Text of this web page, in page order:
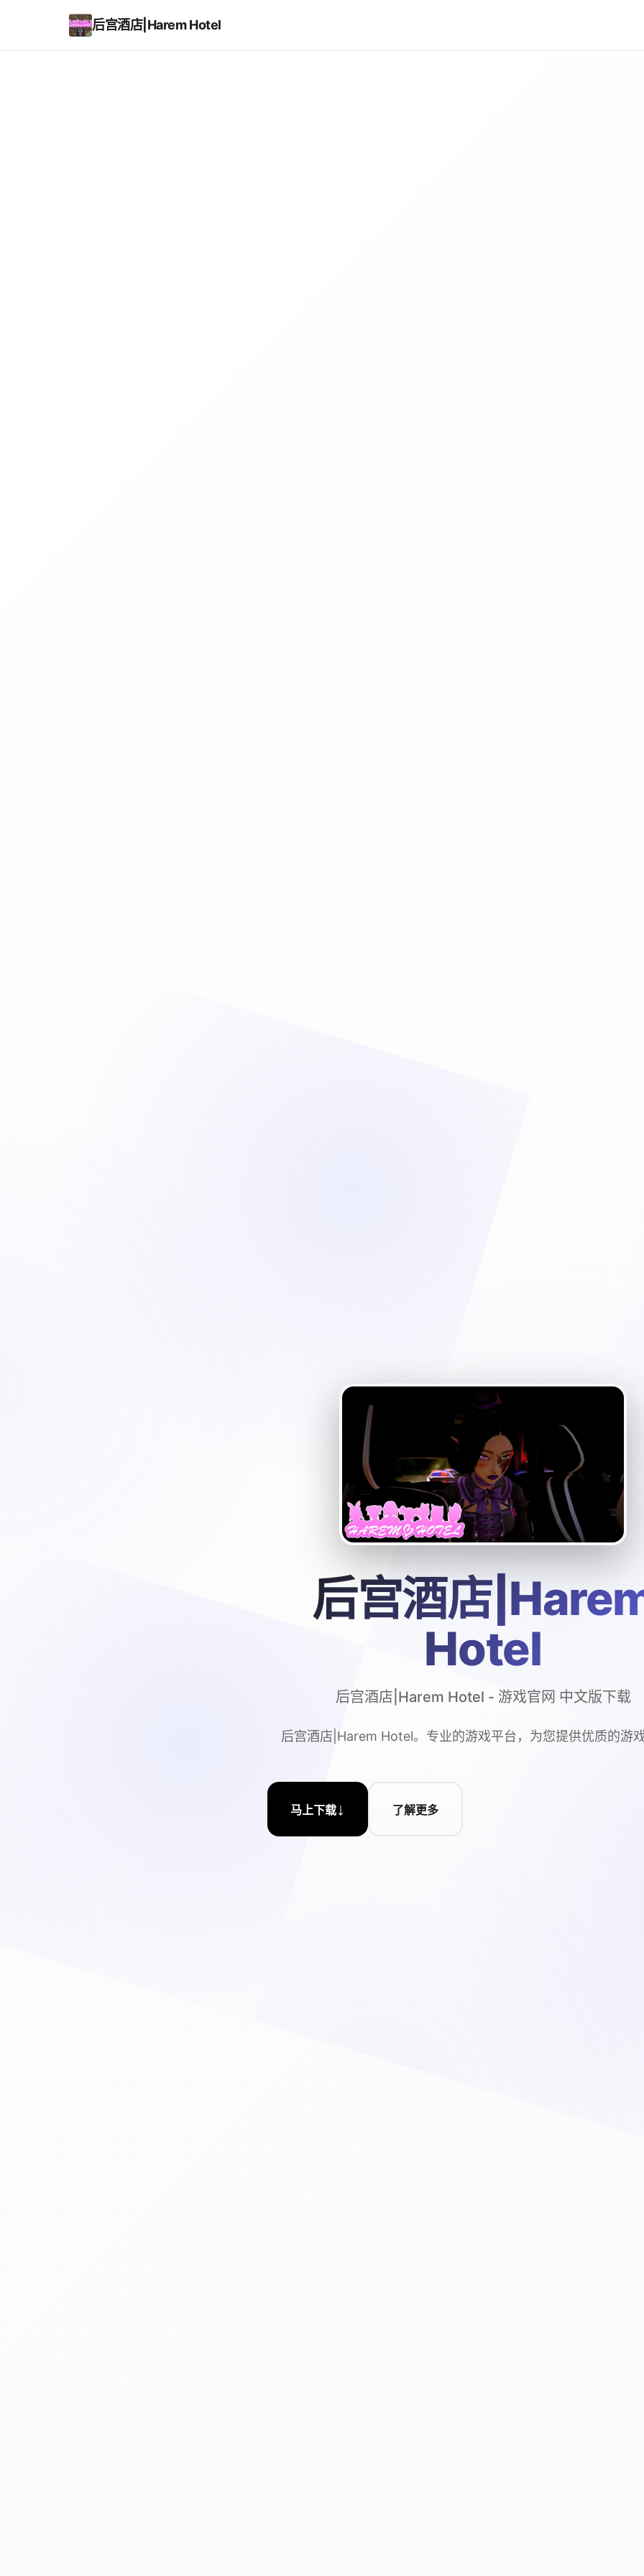
后宫酒店|Harem Hotel
后宫酒店
Hotel
后宫酒店|Harem Hotel - 游戏官网 中文版下载
后宫酒店|Harem Hotel。专业的游戏平台，为您提供优质的游
马上下载↓ 了解更多